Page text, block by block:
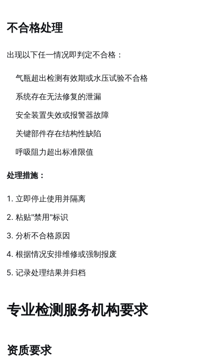
不合格处理
出现以下任一情况即判定不合格：
气瓶超出检测有效期或水压试验不合格
系统存在无法修复的泄漏
安全装置失效或报警器故障
关键部件存在结构性缺陷
呼吸阻力超出标准限值
处理措施：
立即停止使用并隔离
粘贴"禁用"标识
分析不合格原因
根据情况安排维修或强制报废
记录处理结果并归档
专业检测服务机构要求
资质要求